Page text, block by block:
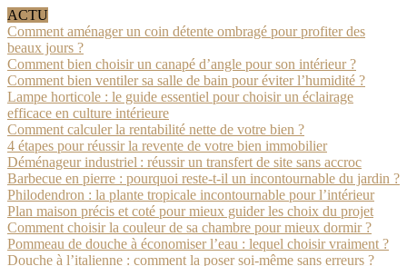
ACTU
Comment aménager un coin détente ombragé pour profiter des
beaux jours ?
Comment bien choisir un canapé d’angle pour son intérieur ?
Comment bien ventiler sa salle de bain pour éviter l’humidité ?
Lampe horticole : le guide essentiel pour choisir un éclairage
efficace en culture intérieure
Comment calculer la rentabilité nette de votre bien ?
4 étapes pour réussir la revente de votre bien immobilier
Déménageur industriel : réussir un transfert de site sans accroc
Barbecue en pierre : pourquoi reste-t-il un incontournable du jardin ?
Philodendron : la plante tropicale incontournable pour l’intérieur
Plan maison précis et coté pour mieux guider les choix du projet
Comment choisir la couleur de sa chambre pour mieux dormir ?
Pommeau de douche à économiser l’eau : lequel choisir vraiment ?
Douche à l’italienne : comment la poser soi-même sans erreurs ?